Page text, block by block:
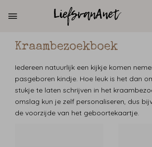
Kraambezoekboek
Iedereen natuurlijk een kijkje komen
pasgeboren kindje. Hoe leuk is het dan
stukje te laten schrijven in het
omslag kun je zelf personaliseren, dus
de voorzijde van het geboortekaartje.